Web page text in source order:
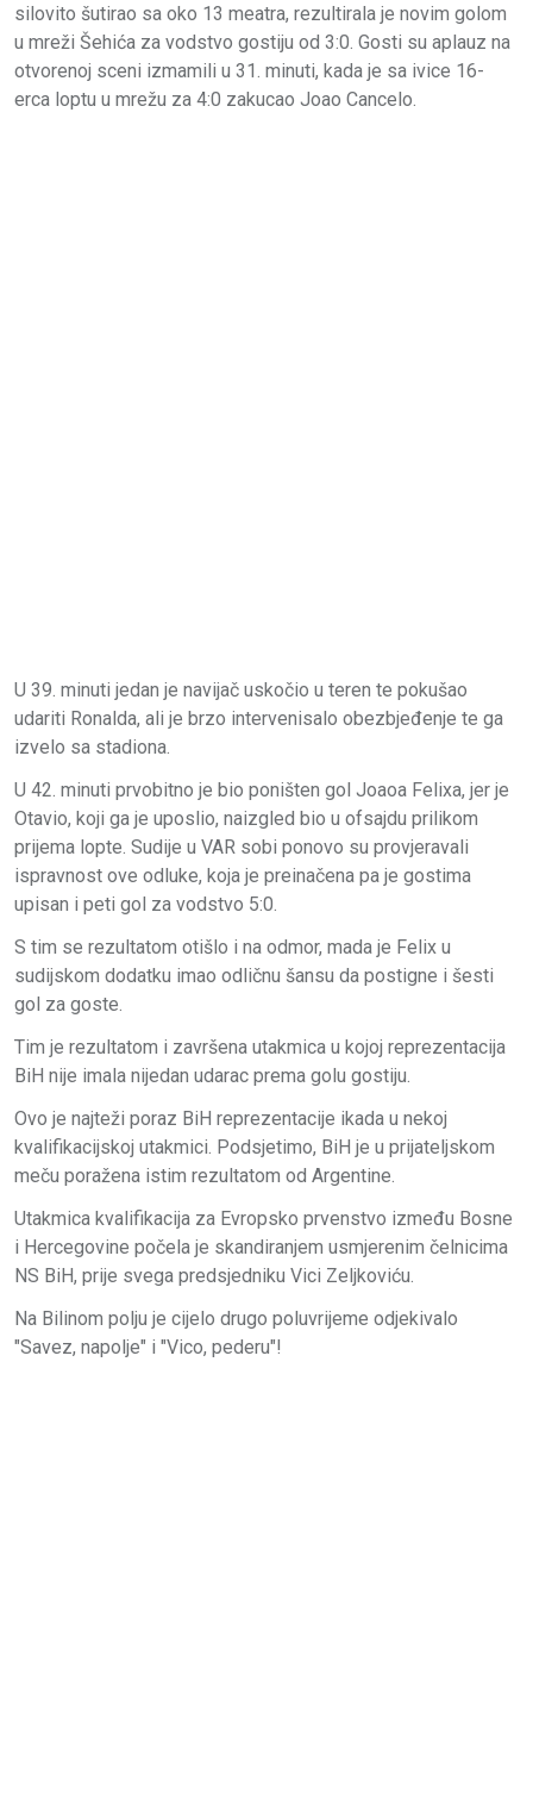
silovito šutirao sa oko 13 meatra, rezultirala je novim golom
u mreži Šehića za vodstvo gostiju od 3:0. Gosti su aplauz na
otvorenoj sceni izmamili u 31. minuti, kada je sa ivice 16-
erca loptu u mrežu za 4:0 zakucao Joao Cancelo.
U 39. minuti jedan je navijač uskočio u teren te pokušao
udariti Ronalda, ali je brzo intervenisalo obezbjeđenje te ga
izvelo sa stadiona.
U 42. minuti prvobitno je bio poništen gol Joaoa Felixa, jer je
Otavio, koji ga je uposlio, naizgled bio u ofsajdu prilikom
prijema lopte. Sudije u VAR sobi ponovo su provjeravali
ispravnost ove odluke, koja je preinačena pa je gostima
upisan i peti gol za vodstvo 5:0.
S tim se rezultatom otišlo i na odmor, mada je Felix u
sudijskom dodatku imao odličnu šansu da postigne i šesti
gol za goste.
Tim je rezultatom i završena utakmica u kojoj reprezentacija
BiH nije imala nijedan udarac prema golu gostiju.
Ovo je najteži poraz BiH reprezentacije ikada u nekoj
kvalifikacijskoj utakmici. Podsjetimo, BiH je u prijateljskom
meču poražena istim rezultatom od Argentine.
Utakmica kvalifikacija za Evropsko prvenstvo između Bosne
i Hercegovine počela je skandiranjem usmjerenim čelnicima
NS BiH, prije svega predsjedniku Vici Zeljkoviću.
Na Bilinom polju je cijelo drugo poluvrijeme odjekivalo
"Savez, napolje" i "Vico, pederu"!